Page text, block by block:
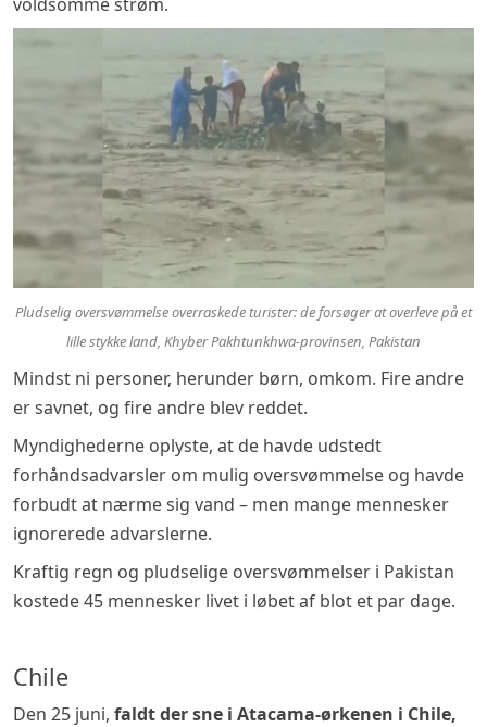
Pludselig oversvømmelse overraskede turister: de forsøger at overleve på et
lille stykke land, Khyber Pakhtunkhwa-provinsen, Pakistan
Mindst ni personer, herunder børn, omkom. Fire andre
er savnet, og fire andre blev reddet.
Myndighederne oplyste, at de havde udstedt
forhåndsadvarsler om mulig oversvømmelse og havde
forbudt at nærme sig vand – men mange mennesker
ignorerede advarslerne.
Kraftig regn og pludselige oversvømmelser i Pakistan
kostede 45 mennesker livet i løbet af blot et par dage.
Chile
Den 25 juni, faldt der sne i Atacama-ørkenen i Chile,